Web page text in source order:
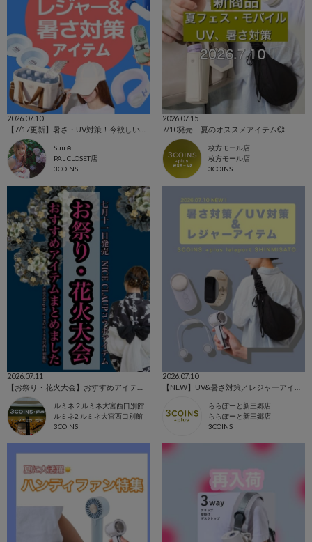
2026.07.10
Suu☺︎
PAL CLOSET店
3COINS
2026.07.15
7/10発売 夏のオススメアイテム💞
枚方モール店
枚方モール店
3COINS
2026.07.11
ルミネ２ルミネ大宮西口別館店
ルミネ2 ルミネ大宮西口別館
3COINS
2026.07.10
ららぽーと新三郷店
ららぽーと新三郷店
3COINS